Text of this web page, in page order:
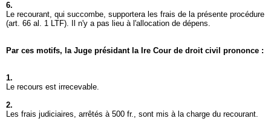
6.
Le recourant, qui succombe, supportera les frais de la présente procédure
(art. 66 al. 1 LTF). Il n'y a pas lieu à l'allocation de dépens.
Par ces motifs, la Juge présidant la Ire Cour de droit civil prononce :
1.
Le recours est irrecevable.
2.
Les frais judiciaires, arrêtés à 500 fr., sont mis à la charge du recourant.